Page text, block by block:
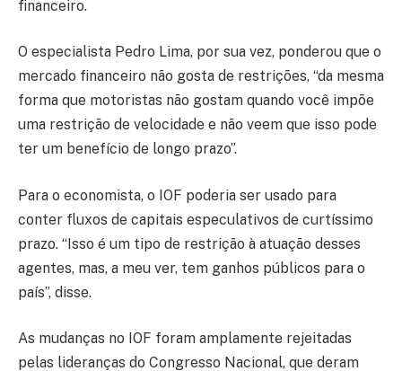
financeiro.
O especialista Pedro Lima, por sua vez, ponderou que o
mercado financeiro não gosta de restrições, “da mesma
forma que motoristas não gostam quando você impõe
uma restrição de velocidade e não veem que isso pode
ter um benefício de longo prazo”.
Para o economista, o IOF poderia ser usado para
conter fluxos de capitais especulativos de curtíssimo
prazo. “Isso é um tipo de restrição à atuação desses
agentes, mas, a meu ver, tem ganhos públicos para o
país”, disse.
As mudanças no IOF foram amplamente rejeitadas
pelas lideranças do Congresso Nacional, que deram